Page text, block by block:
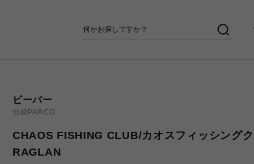
ビーバー
池袋PARCO
CHAOS FISHING CLUB/カオスフィッシング
RAGLAN